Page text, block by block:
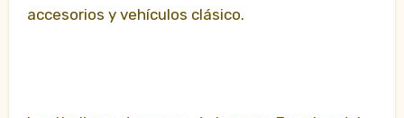
accesorios y vehículos clásico.